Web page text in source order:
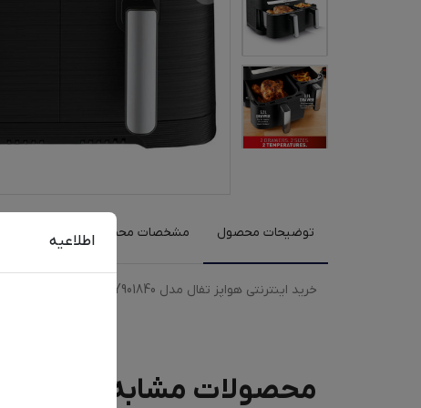
اطلاعیه توضیحات محصول مشخصات محصول نظرات کاربران
خرید اینترنتی هواپز تفال مدل EY901840 با رنگبندی مشکی به همراه مقایسه، بررسی مشخصات و لیست قیمت امروز در فروشگاه اینترنتی دیجی‌فای
محصولات مشابه